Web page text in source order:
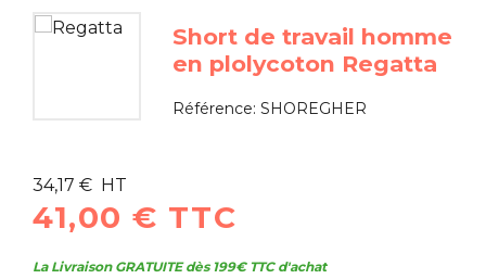
Short de travail homme
en plolycoton Regatta
Référence:SHOREGHER
34,17 € HT
41,00 € TTC
La Livraison GRATUITE dès 199€ TTC d'achat